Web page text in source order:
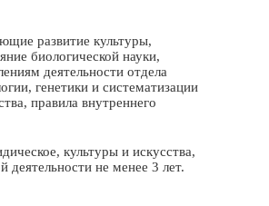
развитие культуры,
биологической науки,
деятельности отдела
генетики и систематизации
правила внутреннего
культуры и искусства,
деятельности не менее 3 лет.